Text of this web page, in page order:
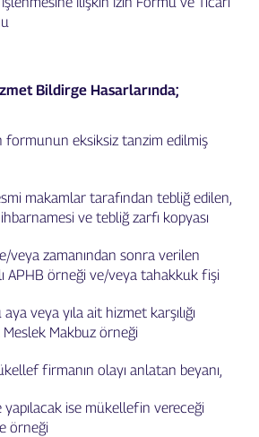
Bildirge Hasarlarında;
formunun eksiksiz tanzim edilmiş
makamlar tarafından tebliğ edilen,
ve tebliğ zarfı kopyası
veya zamanından sonra verilen
APHB örneği ve/veya tahakkuk fişi
veya yıla ait hizmet karşılığı
Makbuz örneği
firmanın olayı anlatan beyanı,
yapılacak ise mükellefin vereceği
örneği